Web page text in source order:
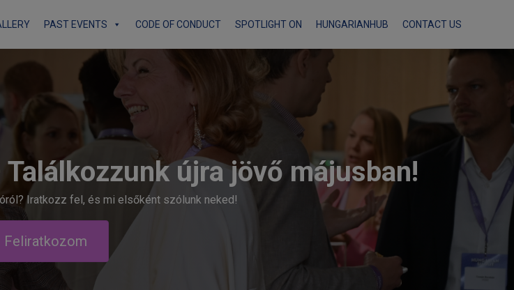
PAST EVENTS CODE OF CONDUCT SPOTLIGHT ON HUNGARIANHUB CONTACT US
újra jövő májusban!
Iratkozz fel, és mi elsőként szólunk neked!
Feliratkozom